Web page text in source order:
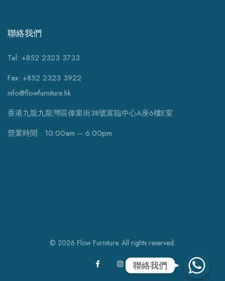
聯絡我們
Tel: +852 2323 3733
Fax: +852 2323 3922
info@flowfurniture.hk
香港九龍九龍灣區偉業街38號富臨中心A座6樓E室
營業時間 : 10:00am – 6:00pm
© 2026 Flow Furniture. All rights reserved.
聯絡我們